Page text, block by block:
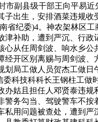
市副县级干部王向平易
子出生，安排酒菜违规
省纪委)4。神农架林区
津补助，遭到严沉、行
心从任周剑波、响水乡
经开区别离赐与周剑波
划局工做人员贺杰工做
委科技科科长王钢柱工做
办姑且担任人邓贤泰违
警务勾当、驾驶警车不
私用问题被查处，遭到